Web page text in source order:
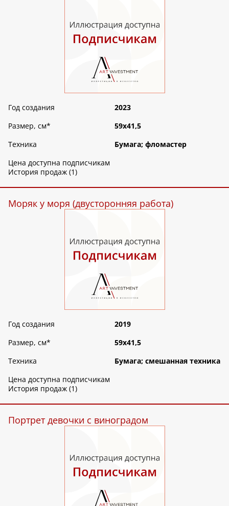
Год создания
2023
Размер, см*
59х41,5
Техника
Бумага; фломастер
Цена доступна подписчикам
История продаж (1)
Моряк у моря (двусторонняя работа)
Год создания
2019
Размер, см*
59х41,5
Техника
Бумага; смешанная техника
Цена доступна подписчикам
История продаж (1)
Портрет девочки с виноградом